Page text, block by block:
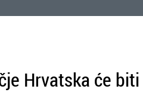
Hrvatska će